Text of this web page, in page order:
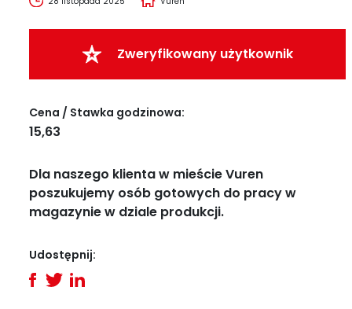
Zweryfikowany użytkownik
Cena / Stawka godzinowa:
15,63
Dla naszego klienta w mieście Vuren
poszukujemy osób gotowych do pracy w
magazynie w dziale produkcji.
Udostępnij: